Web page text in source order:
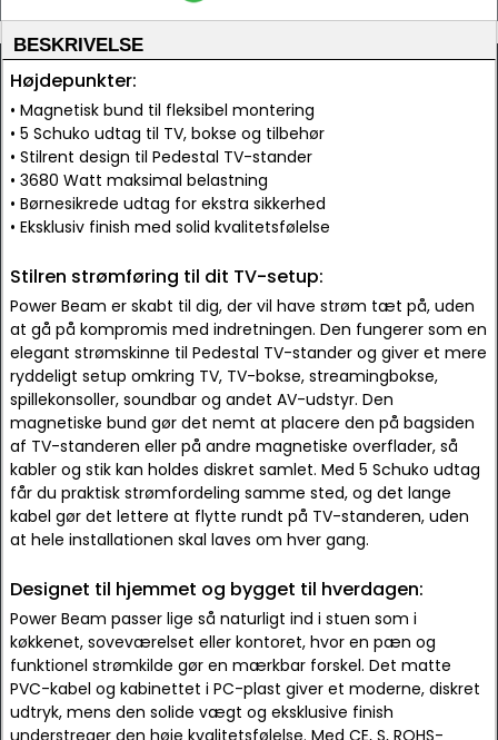
BESKRIVELSE
Højdepunkter:
• Magnetisk bund til fleksibel montering
• 5 Schuko udtag til TV, bokse og tilbehør
• Stilrent design til Pedestal TV-stander
• 3680 Watt maksimal belastning
• Børnesikrede udtag for ekstra sikkerhed
• Eksklusiv finish med solid kvalitetsfølelse
Stilren strømføring til dit TV-setup:
Power Beam er skabt til dig, der vil have strøm tæt på, uden
at gå på kompromis med indretningen. Den fungerer som en
elegant strømskinne til Pedestal TV-stander og giver et mere
ryddeligt setup omkring TV, TV-bokse, streamingbokse,
spillekonsoller, soundbar og andet AV-udstyr. Den
magnetiske bund gør det nemt at placere den på bagsiden
af TV-standeren eller på andre magnetiske overflader, så
kabler og stik kan holdes diskret samlet. Med 5 Schuko udtag
får du praktisk strømfordeling samme sted, og det lange
kabel gør det lettere at flytte rundt på TV-standeren, uden
at hele installationen skal laves om hver gang.
Designet til hjemmet og bygget til hverdagen:
Power Beam passer lige så naturligt ind i stuen som i
køkkenet, soveværelset eller kontoret, hvor en pæn og
funktionel strømkilde gør en mærkbar forskel. Det matte
PVC-kabel og kabinettet i PC-plast giver et moderne, diskret
udtryk, mens den solide vægt og eksklusive finish
understreger den høje kvalitetsfølelse. Med CE, S, ROHS-